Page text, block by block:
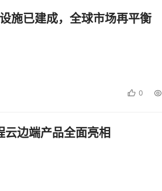
施已建成，全球市场再平衡
0
边端产品全面亮相